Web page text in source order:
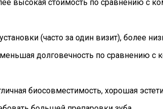
высокая стоимость по сравнению с
(часто за один визит), более
долговечность по сравнению с
биосовместимость, хорошая